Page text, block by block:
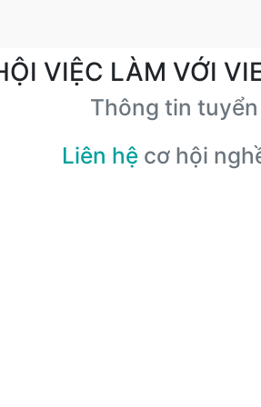
VIỆC LÀM VỚI
Thông tin
Liên hệ cơ hội